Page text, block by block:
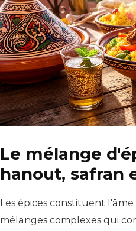
Le mélange
hanout, safran
Les épices constituent
mélanges complexes qui